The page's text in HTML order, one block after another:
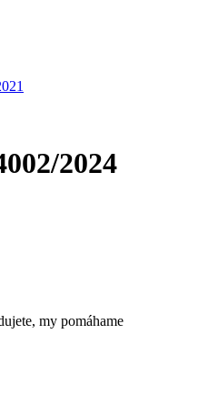
2024
my pomáhame